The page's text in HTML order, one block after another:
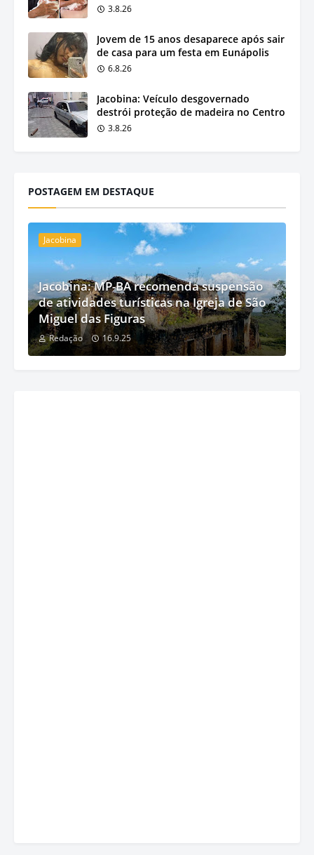
3.8.26
Jovem de 15 anos desaparece após sair
de casa para um festa em Eunápolis
6.8.26
Jacobina: Veículo desgovernado
destrói proteção de madeira no Centro
3.8.26
POSTAGEM EM DESTAQUE
Jacobina
Jacobina: MP-BA recomenda suspensão
de atividades turísticas na Igreja de São
Miguel das Figuras
Redação 16.9.25